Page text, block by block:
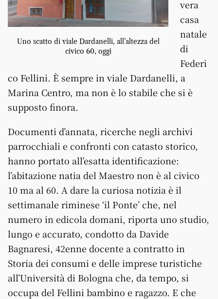
Uno scatto di viale Dardanelli, all’altezza del
civico 60, oggi
vera
casa
natale
di
Federi
co Fellini. È sempre in viale Dardanelli, a
Marina Centro, ma non è lo stabile che si è
supposto finora.
Documenti d’annata, ricerche negli archivi
parrocchiali e confronti con catasto storico,
hanno portato all’esatta identificazione:
l’abitazione natia del Maestro non è al civico
10 ma al 60. A dare la curiosa notizia è il
settimanale riminese ‘il Ponte’ che, nel
numero in edicola domani, riporta uno studio,
lungo e accurato, condotto da Davide
Bagnaresi, 42enne docente a contratto in
Storia dei consumi e delle imprese turistiche
all’Università di Bologna che, da tempo, si
occupa del Fellini bambino e ragazzo. E che